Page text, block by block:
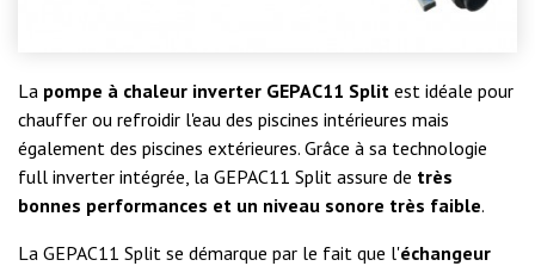
La pompe à chaleur inverter GEPAC11 Split est idéale pour
chauffer ou refroidir l'eau des piscines intérieures mais
également des piscines extérieures. Grâce à sa technologie
full inverter intégrée, la GEPAC11 Split assure de très
bonnes performances et un niveau sonore très faible.
La GEPAC11 Split se démarque par le fait que l'échangeur